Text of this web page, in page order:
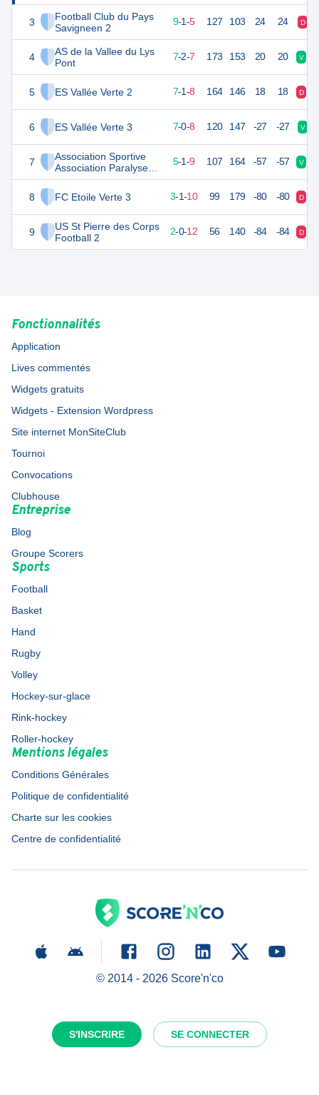
S'INSCRIRE SE CONNECTER
3
Football Club du Pays
Savigneen 2
4
AS de la Vallee du Lys
Pont
5 ES Vallée Verte 2
6 ES Vallée Verte 3
7
Association Sportive
Association Paralyses
France
8
FC Etoile Verte 3
9
US St Pierre des Corps
Football 2
43 15 9-1-5 127 103 24 24 D
39 16 7-2-7 173 153 20 20 V
38 7-1-8 164 146 18 18 D
36 7-0-8 120 147 -27 -27 V
32 5-1-9 107 164 -57 -57 V
24 3-1-10 99 179 -80 -80 D
20 16 2-0-12 56 140 -84 -84 D
Fonctionnalités
Application
Lives commentés
Widgets gratuits
Widgets - Extension Wordpress
Site internet MonSiteClub
Tournoi
Convocations
Clubhouse
Entreprise
Blog
Groupe Scorers
Sports
Football
Basket
Hand
Rugby
Volley
Hockey-sur-glace
Rink-hockey
Roller-hockey
Mentions légales
Conditions Générales
Politique de confidentialité
Charte sur les cookies
Centre de confidentialité
© 2014 - 2026Score'n'co